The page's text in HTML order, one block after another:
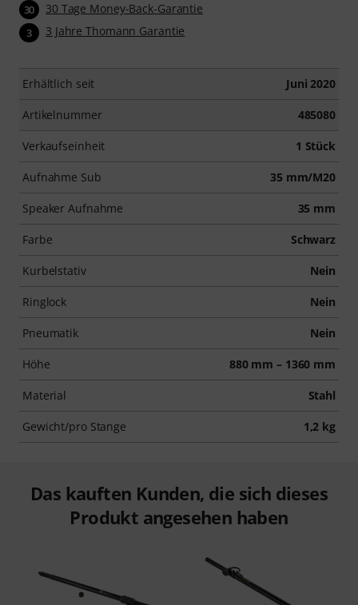
30 30 Tage Money-Back-Garantie
3 3 Jahre Thomann Garantie
Erhältlich seit Juni 2020
Artikelnummer 485080
Verkaufseinheit 1 Stück
Aufnahme Sub 35 mm/M20
Speaker Aufnahme 35 mm
Farbe Schwarz
Kurbelstativ Nein
Ringlock Nein
Pneumatik Nein
Höhe 880 mm – 1360 mm
Material Stahl
Gewicht/pro Stange 1,2 kg
Das kauften Kunden, die sich dieses
Produkt angesehen haben